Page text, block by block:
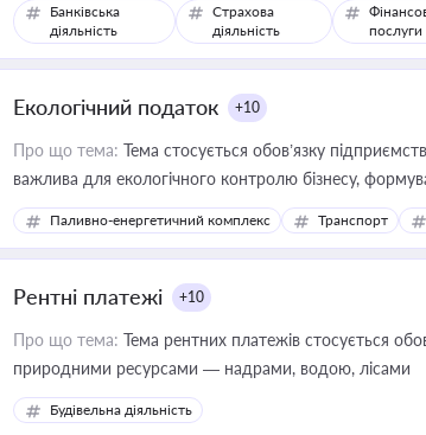
Банківська
діяльність
Страхова
діяльність
послуги
Екологічний податок +10
Про що тема: Тема стосується обов’язку
важлива для екологічного контролю бізнесу,
законодавства
Паливно-енергетичний комплекс Транспорт
Рентні платежі +10
Про що тема: Тема рентних платежів стосується
природними ресурсами — надрами, водою, лісами
Будівельна діяльність